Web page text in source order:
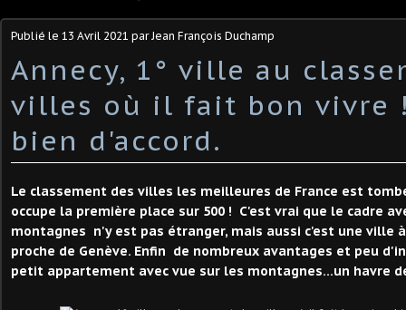
Publié le 13 Avril 2021 par Jean François Duchamp
Annecy, 1° ville au
villes où il fait bon vivre
bien d'accord.
Le classement des villes les meilleures de France est
occupe la première place sur 500 ! C'est vrai que le cadre
montagnes n'y est pas étranger, mais aussi c'est une ville
proche de Genève. Enfin de nombreux avantages et peu
petit appartement avec vue sur les montagnes...un havre